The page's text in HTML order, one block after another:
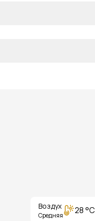
Воздух
Средняя 28 °C